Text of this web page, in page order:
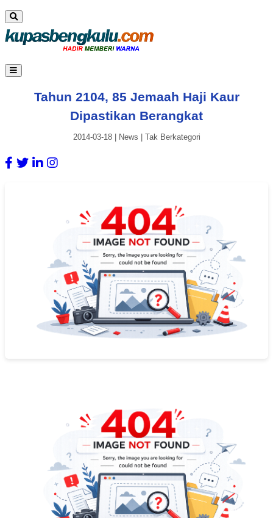
Tahun 2104, 85 Jemaah Haji Kaur
Dipastikan Berangkat
2014-03-18| News Tak Berkategori